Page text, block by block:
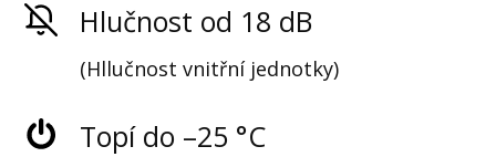
Hlučnost od 18 dB
(Hllučnost vnitřní jednotky)
Topí do –25 °C